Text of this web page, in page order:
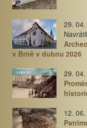
29.
v Brně v dubnu 2026
29.
12.